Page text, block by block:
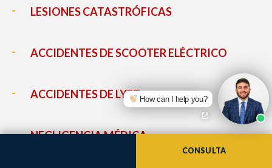
LESIONES CATASTRÓFICAS
ACCIDENTES DE SCOOTER ELÉCTRICO
ACCIDENTES DE LYFT
NEGLIGENCIA MÉDICA
CONSULTA
How can I help you?